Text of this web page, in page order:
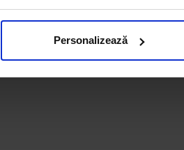
Personalizează